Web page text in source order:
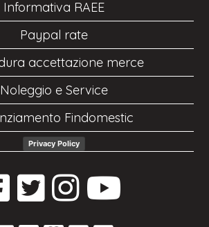
Informativa RAEE
Paypal rate
accettazione merce
Noleggio e Service
Findomestic
Privacy Policy